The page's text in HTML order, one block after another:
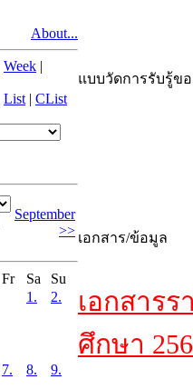
About...
Week |
List | CList
September
>>
Fr Sa
Su
1.
2.
7. 8. 9.
แบบวัดการรับรู้ข
เอกสาร/ข้อมูล
เอกสารร
ศึกษา